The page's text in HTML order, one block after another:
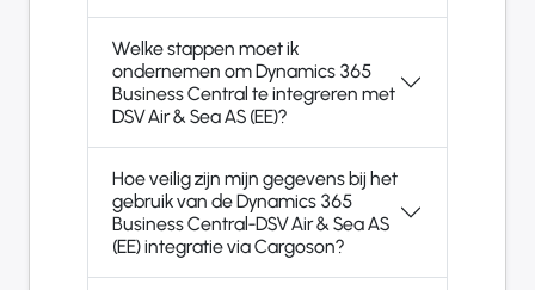
Welke stappen moet ik
ondernemen om Dynamics 365
Business Central te integreren met
DSV Air & Sea AS (EE)?
Hoe veilig zijn mijn gegevens bij het
gebruik van de Dynamics 365
Business Central-DSV Air & Sea AS
(EE) integratie via Cargoson?